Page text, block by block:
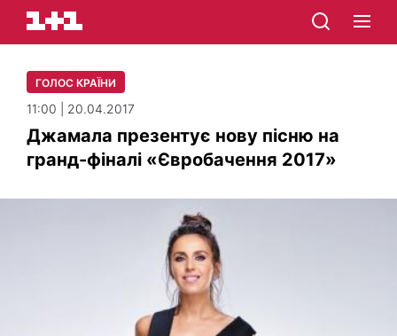
ГОЛОС КРАЇНИ
11:00 | 20.04.2017
Джамала презентує нову пісню на
гранд-фіналі «Євробачення 2017»